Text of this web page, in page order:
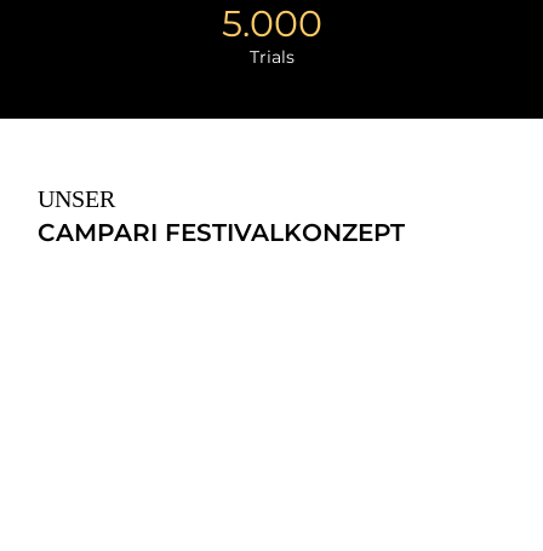
5.000
Trials
UNSER
CAMPARI FESTIVALKONZEPT